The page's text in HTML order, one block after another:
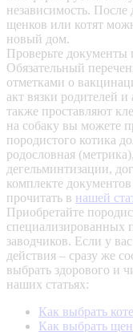
независимость. После
щенков или котят
новый дом.
Проверьте документы
Обязательный
отметками о
акт вязки родителей
также проставляют
на собаку вы можете
породистого котика
родословная
дегельминтизации,
комплекте
прочитать в нашей
Приобретайте
специализированных
заводчиков. Если у
действия – сразу же
выбрать здорового и
наших статьях:
Как выбрать
Как выбрать